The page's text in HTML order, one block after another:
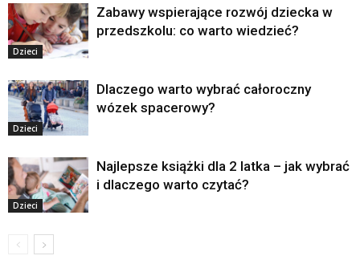
Dzieci
Zabawy wspierające rozwój dziecka w
przedszkolu: co warto wiedzieć?
Dzieci
Dlaczego warto wybrać całoroczny
wózek spacerowy?
Dzieci
Najlepsze książki dla 2 latka – jak wybrać
i dlaczego warto czytać?